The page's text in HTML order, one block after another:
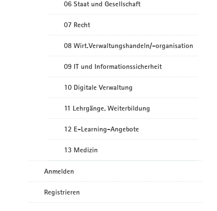
06 Staat und Gesellschaft
07 Recht
08 Wirt.Verwaltungshandeln/-organisation
09 IT und Informationssicherheit
10 Digitale Verwaltung
11 Lehrgänge, Weiterbildung
12 E-Learning-Angebote
13 Medizin
Anmelden
Registrieren